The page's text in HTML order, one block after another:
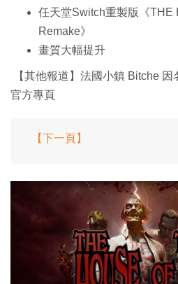
任天堂Switch重製版《THE
Remake》
畫質大幅提升
【其他報道】法國小鎮 Bitche
官方專頁
【下一頁】